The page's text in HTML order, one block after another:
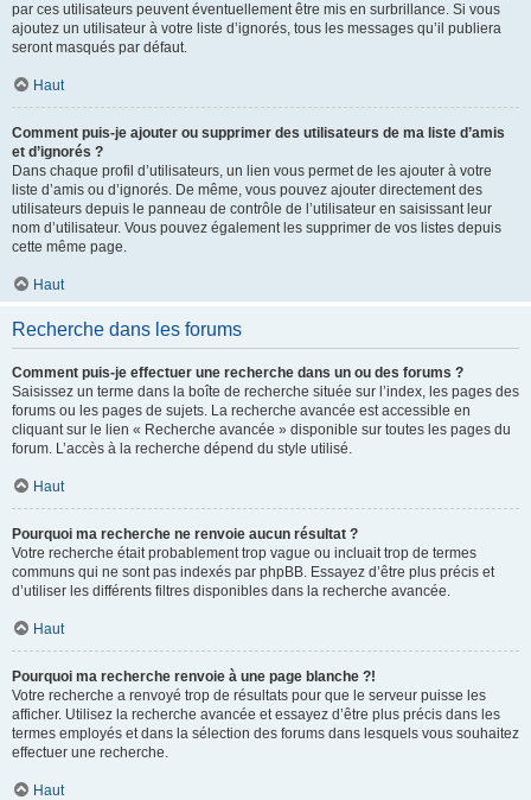
par ces utilisateurs peuvent éventuellement être mis en surbrillance. Si vous
ajoutez un utilisateur à votre liste d’ignorés, tous les messages qu’il publiera
seront masqués par défaut.
Haut
Comment puis-je ajouter ou supprimer des utilisateurs de ma liste d’amis
et d’ignorés ?
Dans chaque profil d’utilisateurs, un lien vous permet de les ajouter à votre
liste d’amis ou d’ignorés. De même, vous pouvez ajouter directement des
utilisateurs depuis le panneau de contrôle de l’utilisateur en saisissant leur
nom d’utilisateur. Vous pouvez également les supprimer de vos listes depuis
cette même page.
Haut
Recherche dans les forums
Comment puis-je effectuer une recherche dans un ou des forums ?
Saisissez un terme dans la boîte de recherche située sur l’index, les pages des
forums ou les pages de sujets. La recherche avancée est accessible en
cliquant sur le lien « Recherche avancée » disponible sur toutes les pages du
forum. L’accès à la recherche dépend du style utilisé.
Haut
Pourquoi ma recherche ne renvoie aucun résultat ?
Votre recherche était probablement trop vague ou incluait trop de termes
communs qui ne sont pas indexés par phpBB. Essayez d’être plus précis et
d’utiliser les différents filtres disponibles dans la recherche avancée.
Haut
Pourquoi ma recherche renvoie à une page blanche ?!
Votre recherche a renvoyé trop de résultats pour que le serveur puisse les
afficher. Utilisez la recherche avancée et essayez d’être plus précis dans les
termes employés et dans la sélection des forums dans lesquels vous souhaitez
effectuer une recherche.
Haut